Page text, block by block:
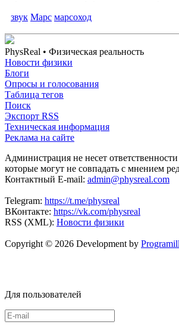
звук Марс марсоход
PhysReal • Физическая реальность
Новости физики
Блоги
Опросы и голосования
Таблица тегов
Поиск
Экспорт RSS
Техническая информация
Реклама на сайте
Администрация не несет
которые могут не совпадать с мнением
Контактный E-mail: admin@physreal.com
Telegram: https://t.me/physreal
ВКонтакте: https://vk.com/physreal
RSS (XML): Новости физики
Copyright © 2026 Development by
Для пользователей